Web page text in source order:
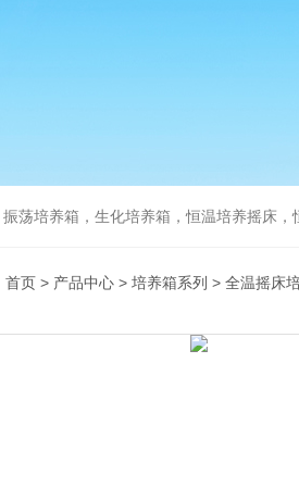
振荡培养箱，生化培养箱，恒温培养摇床，恒温
首页 > 产品中心 > 培养箱系列 > 全温摇床